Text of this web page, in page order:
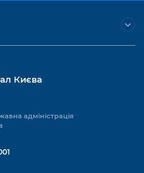
Києва
адміністрація